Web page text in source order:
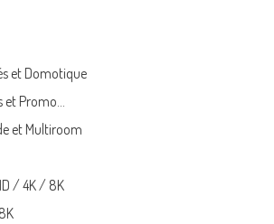
et Domotique
et Promo…
et Multiroom
/ 4K / 8K